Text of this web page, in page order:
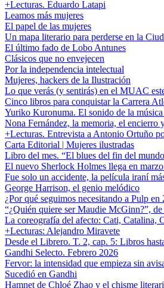
+Lecturas. Eduardo Latapi
Leamos más mujeres
El papel de las mujeres
Un mapa literario para perderse en la
El último fado de Lobo Antunes
Clásicos que no envejecen
Por la independencia intelectual
Mujeres, hackers de la Ilustración
Lo que verás (y sentirás) en el MUAC
Cinco libros para conquistar la Carrera
Yuriko Kuronuma. El sonido de la música
Nona Fernández, la memoria, el encierro
+Lecturas. Entrevista a Antonio Ortuño
Carta Editorial | Mujeres ilustradas
Libro del mes. “El blues del fin del
El nuevo Sherlock Holmes llega en
Fue solo un accidente, la película iraní
George Harrison, el genio melódico
¿Por qué seguimos necesitando a Pulp en
“¿Quién quiere ser Maudie McGinn?”,
La coreografía del afecto: Cati, Catalina,
+Lecturas: Alejandro Miravete
Desde el Librero. T. 2, cap. 5: Libros
Gandhi Selecto. Febrero 2026
Fervor: la intensidad que empieza sin
Sucedió en Gandhi
Hamnet de Chloé Zhao y el chisme